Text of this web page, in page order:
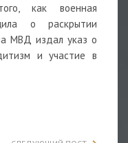
как военная
о раскрытии
МВД издал указ о
и участие в